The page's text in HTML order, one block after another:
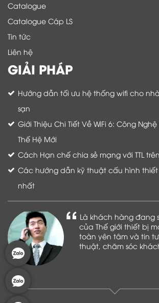
Catalogue
Catalogue Cáp LS
Tin tức
Liên hệ
GIẢI PHÁP
Hướng dẫn tối ưu hệ thống wifi cho
sạn
Giới Thiệu Chi Tiết Về WiFi 6: Công
Thế Hệ Mới
Cách Hạn chế chia sẻ mạng với TTL
Các hướng dẫn kỹ thuật cấu hình thiết
nhất
Là khách hàng đang
của Thế giới thiết bị
toàn yên tâm và tin
thuật, chăm sóc